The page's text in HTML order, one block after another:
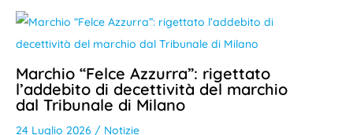
Marchio “Felce Azzurra”: rigettato
l’addebito di decettività del marchio
dal Tribunale di Milano
24 Luglio 2026 / Notizie